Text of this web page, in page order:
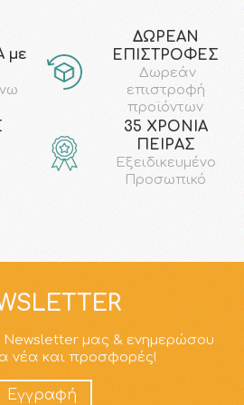
με
ΔΩΡΕΑΝ
ΕΠΙΣΤΡΟΦΕΣ
Δωρεάν
επιστροφή
προϊόντων
35 ΧΡΟΝΙΑ
ΠΕΙΡΑΣ
Εξειδικευμένο
Προσωπικό
μας & ενημερώσου
νέα και προσφορές!
Εγγραφή